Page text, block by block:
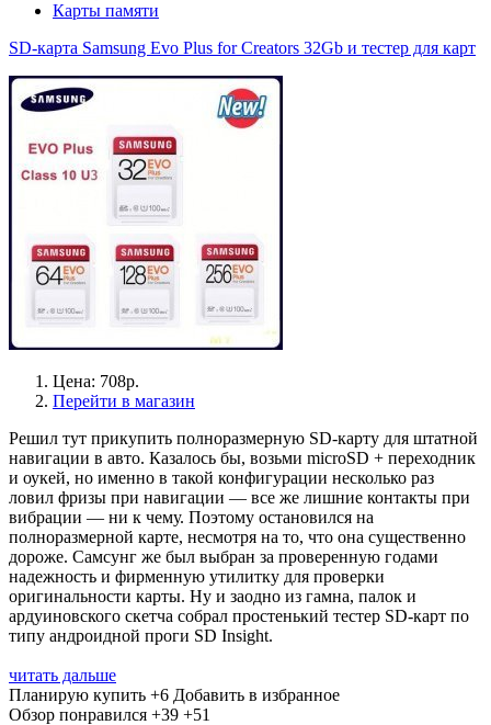
Карты памяти
SD-карта Samsung Evo Plus for Creators 32Gb и тестер для карт
Цена: 708р.
Перейти в магазин
Решил тут прикупить полноразмерную SD-карту для штатной
навигации в авто. Казалось бы, возьми microSD + переходник
и оукей, но именно в такой конфигурации несколько раз
ловил фризы при навигации — все же лишние контакты при
вибрации — ни к чему. Поэтому остановился на
полноразмерной карте, несмотря на то, что она существенно
дороже. Самсунг же был выбран за проверенную годами
надежность и фирменную утилитку для проверки
оригинальности карты. Ну и заодно из гамна, палок и
ардуиновского скетча собрал простенький тестер SD-карт по
типу андроидной проги SD Insight.
читать дальше
Планирую купить +6 Добавить в избранное
Обзор понравился +39 +51